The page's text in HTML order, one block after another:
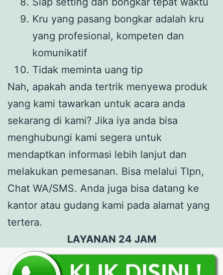
Kru yang pasang bongkar adalah kru
yang profesional, kompeten dan
komunikatif
Tidak meminta uang tip
Nah, apakah anda tertrik menyewa produk
yang kami tawarkan untuk acara anda
sekarang di kami? Jika iya anda bisa
menghubungi kami segera untuk
mendaptkan informasi lebih lanjut dan
melakukan pemesanan. Bisa melalui Tlpn,
Chat WA/SMS. Anda juga bisa datang ke
kantor atau gudang kami pada alamat yang
tertera.
LAYANAN 24 JAM